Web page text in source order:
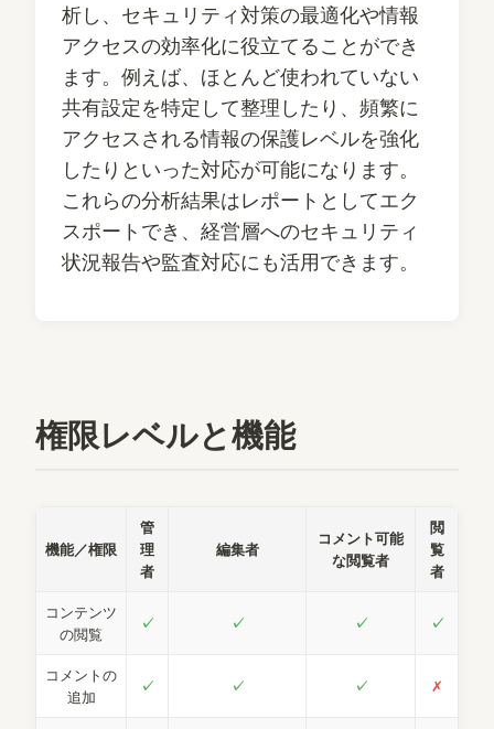
析し、セキュリティ対策の最適化や情報
アクセスの効率化に役立てることができ
ます。例えば、ほとんど使われていない
共有設定を特定して整理したり、頻繁に
アクセスされる情報の保護レベルを強化
したりといった対応が可能になります。
これらの分析結果はレポートとしてエク
スポートでき、経営層へのセキュリティ
状況報告や監査対応にも活用できます。
権限レベルと機能
機能／権限
管
理
者
編集者
コメント可能
な閲覧者
閲
覧
者
コンテンツ
の閲覧
✓ ✓ ✓ ✓
コメントの
追加
✓ ✓ ✓ ✗